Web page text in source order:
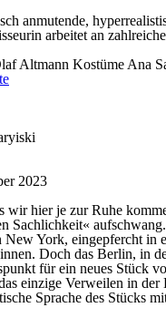
anmutende,
arbeitet an
Altmann Kostüme Ana
2023
wir hier je zur Ruhe
Sachlichkeit«
York, eingepfercht in
Doch das Berlin, in
für ein neues Stück
einzige Verweilen in
Sprache des Stücks